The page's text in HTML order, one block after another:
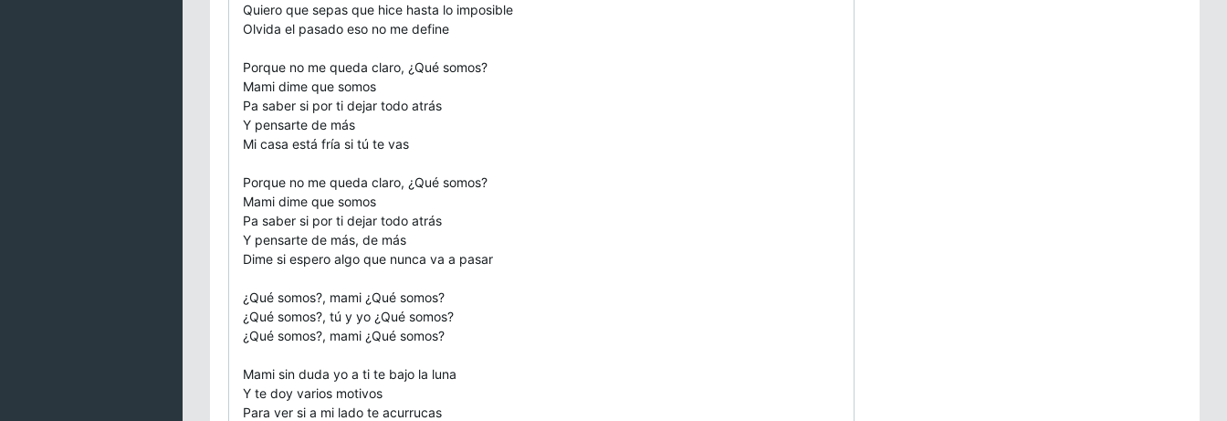
Quiero que sepas que hice hasta lo imposible
Olvida el pasado eso no me define
Porque no me queda claro, ¿Qué somos?
Mami dime que somos
Pa saber si por ti dejar todo atrás
Y pensarte de más
Mi casa está fría si tú te vas
Porque no me queda claro, ¿Qué somos?
Mami dime que somos
Pa saber si por ti dejar todo atrás
Y pensarte de más, de más
Dime si espero algo que nunca va a pasar
¿Qué somos?, mami ¿Qué somos?
¿Qué somos?, tú y yo ¿Qué somos?
¿Qué somos?, mami ¿Qué somos?
Mami sin duda yo a ti te bajo la luna
Y te doy varios motivos
Para ver si a mi lado te acurrucas